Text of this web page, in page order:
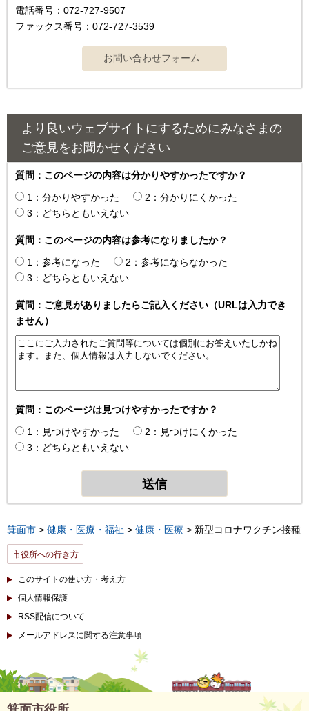
電話番号：072-727-9507
ファックス番号：072-727-3539
より良いウェブサイトにするためにみなさまの
ご意見をお聞かせください
質問：このページの内容は分かりやすかったですか？
1：分かりやすかった
2：分かりにくかった
3：どちらともいえない
質問：このページの内容は参考になりましたか？
1：参考になった
2：参考にならなかった
3：どちらともいえない
質問：ご意見がありましたらご記入ください（URLは入力でき
ません）
質問：このページは見つけやすかったですか？
1：見つけやすかった
2：見つけにくかった
3：どちらともいえない
箕面市 > 健康・医療・福祉 > 健康・医療 > 新型コロナワクチン接種
市役所への行き方
このサイトの使い方・考え方
個人情報保護
RSS配信について
メールアドレスに関する注意事項